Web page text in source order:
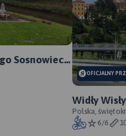
Sosnowiec -
OFICJALNY
Widły
Annopol -
Polska,
6/6